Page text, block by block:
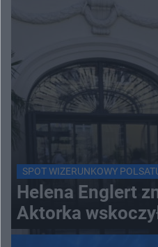
SPOT WIZERUNKOWY
Helena Englert
Aktorka